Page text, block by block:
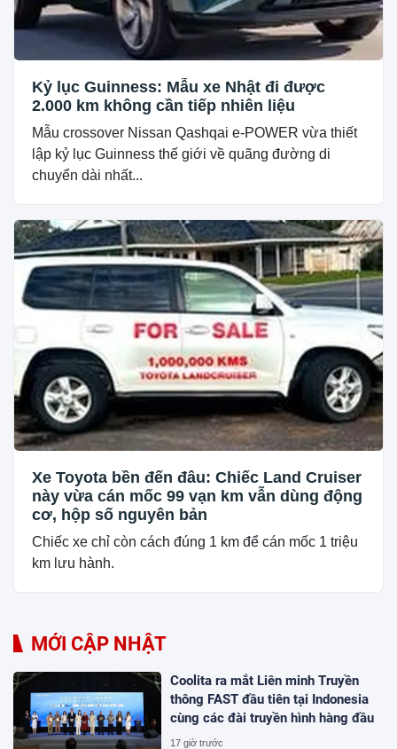
Kỷ lục Guinness: Mẫu xe Nhật đi được
2.000 km không cần tiếp nhiên liệu
Mẫu crossover Nissan Qashqai e-POWER vừa thiết
lập kỷ lục Guinness thế giới về quãng đường di
chuyển dài nhất...
Xe Toyota bền đến đâu: Chiếc Land Cruiser
này vừa cán mốc 99 vạn km vẫn dùng động
cơ, hộp số nguyên bản
Chiếc xe chỉ còn cách đúng 1 km để cán mốc 1 triệu
km lưu hành.
MỚI CẬP NHẬT
Coolita ra mắt Liên minh Truyền
thông FAST đầu tiên tại Indonesia
cùng các đài truyền hình hàng đầu
17 giờ trước